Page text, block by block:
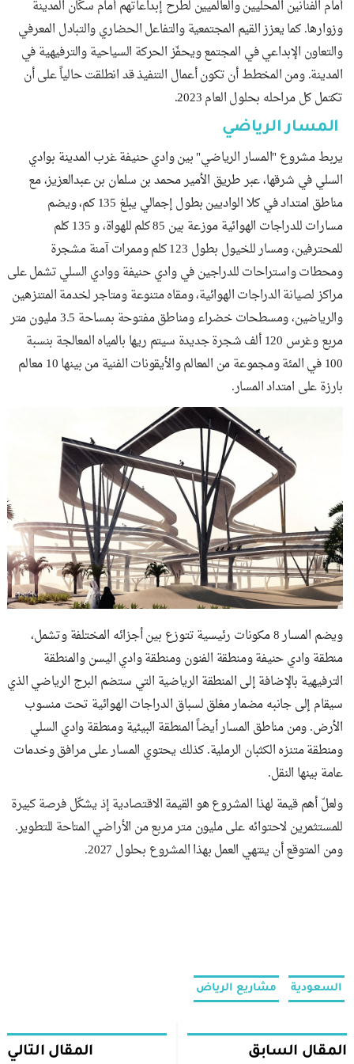
أمام الفنانين المحليين والعالميين لطرح إبداعاتهم أمام سكّان المدينة
وزوارها. كما يعزز القيم المجتمعية والتفاعل الحضاري والتبادل المعرفي
والتعاون الإبداعي في المجتمع ويحفّز الحركة السياحية والترفيهية في
المدينة. ومن المخطط أن تكون أعمال التنفيذ قد انطلقت حالياً على أن
تكتمل كل مراحله بحلول العام 2023.
المسار الرياضي
يربط مشروع "المسار الرياضي" بين وادي حنيفة غرب المدينة بوادي
السلي في شرقها، عبر طريق الأمير محمد بن سلمان بن عبدالعزيز، مع
مناطق امتداد في كلا الواديين بطول إجمالي يبلغ 135 كم، ويضم
مسارات للدراجات الهوائية موزعة بين 85 كلم للهواة، و 135 كلم
للمحترفين، ومسار للخيول بطول 123 كلم وممرات آمنة مشجرة
ومحطات واستراحات للدراجين في وادي حنيفة ووادي السلي تشمل على
مراكز لصيانة الدراجات الهوائية، ومقاه متنوعة ومتاجر لخدمة المتنزهين
والرياضين، ومسطحات خضراء ومناطق مفتوحة بمساحة 3.5 مليون متر
مربع وغرس 120 ألف شجرة جديدة سيتم ريها بالمياه المعالجة بنسبة
100 في المئة ومجموعة من المعالم والأيقونات الفنية من بينها 10 معالم
بارزة على امتداد المسار.
ويضم المسار 8 مكونات رئيسية تتوزع بين أجزائه المختلفة وتشمل،
منطقة وادي حنيفة ومنطقة الفنون ومنطقة وادي اليسن والمنطقة
الترفيهية بالإضافة إلى المنطقة الرياضية التي ستضم البرج الرياضي الذي
سيقام إلى جانبه مضمار مغلق لسباق الدراجات الهوائية تحت منسوب
الأرض. ومن مناطق المسار أيضاً المنطقة البيئية ومنطقة وادي السلي
ومنطقة متنزه الكثبان الرملية. كذلك يحتوي المسار على مرافق وخدمات
عامة بينها النقل.
ولعلّ أهم قيمة لهذا المشروع هو القيمة الاقتصادية إذ يشكّل فرصة كبيرة
للمستثمرين لاحتوائه على مليون متر مربع من الأراضي المتاحة للتطوير.
ومن المتوقع أن ينتهي العمل بهذا المشروع بحلول 2027.
السعودية مشاريع الرياض
المقال السابق المقال التالي